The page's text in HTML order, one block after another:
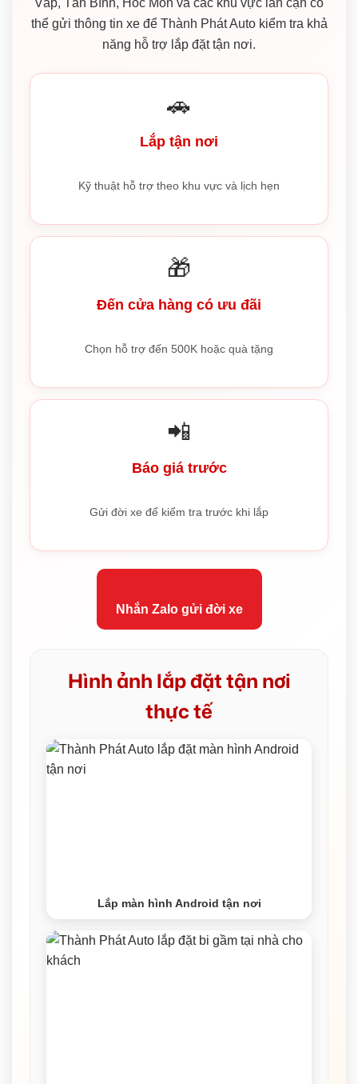
Vấp, Tân Bình, Hóc Môn và các khu vực lân cận có
thể gửi thông tin xe để Thành Phát Auto kiểm tra khả
năng hỗ trợ lắp đặt tận nơi.
🚗
Lắp tận nơi
Kỹ thuật hỗ trợ theo khu vực và lịch hẹn
🎁
Đến cửa hàng có ưu đãi
Chọn hỗ trợ đến 500K hoặc quà tặng
📲
Báo giá trước
Gửi đời xe để kiểm tra trước khi lắp
Nhắn Zalo gửi đời xe
Hình ảnh lắp đặt tận nơi
thực tế
Lắp màn hình Android tận nơi